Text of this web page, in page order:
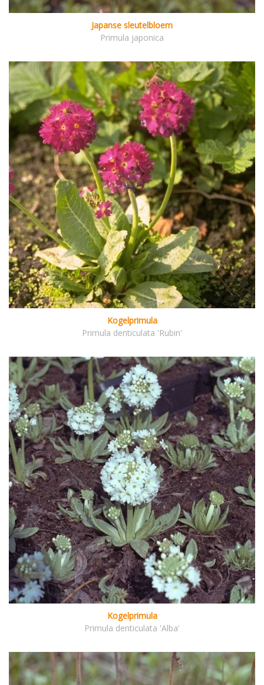
Japanse sleutelbloem
Primula japonica
Kogelprimula
Primula denticulata 'Rubin'
Kogelprimula
Primula denticulata 'Alba'